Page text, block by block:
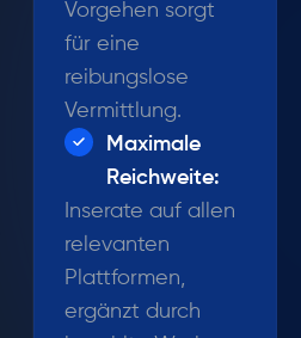
Vorgehen sorgt
für eine
reibungslose
Vermittlung.
Maximale
Reichweite:
Inserate auf allen
relevanten
Plattformen,
ergänzt durch